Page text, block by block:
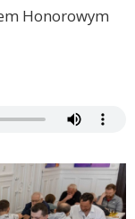
Honorowym